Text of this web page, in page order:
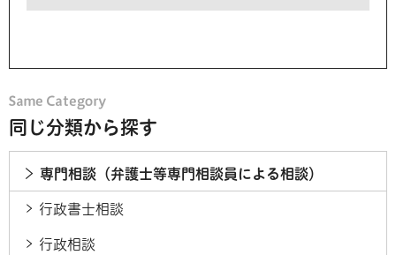
同じ分類から探す
専門相談（弁護士等専門相談員による相談）
行政書士相談
行政相談